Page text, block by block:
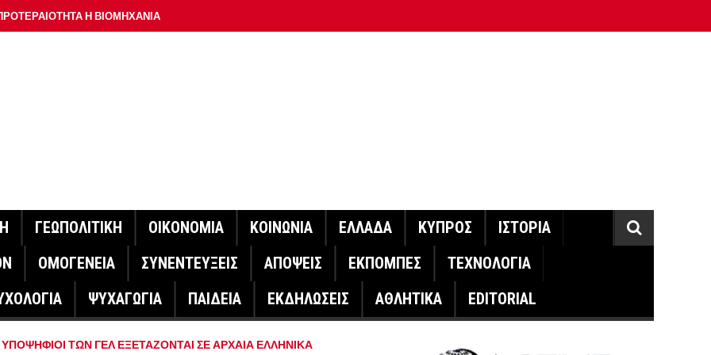
Η ΒΙΟΜΗΧΑΝΙΑ
Η ΠΛΑΤΦΟΡΜΑ
ΣΑΝ ΣΗΜΕΡΑ
Ο ΜΗΤΣΟΤΑΚΗΣ ΓΙΑ ΤΟΥΣ ΠΥΡΟΠΛΗΚΤΟΥΣ
ΕΡΕΥΝΗΤΗΣ ΣΤΗ ΔΑΝΙΑ ΣΧΕΔΙΑΖΕΙ DRONE ΓΙΑ ΤΗ
ΓΕΩΠΟΛΙΤΙΚΗ ΟΙΚΟΝΟΜΙΑ ΚΟΙΝΩΝΙΑ ΕΛΛΑΔΑ ΚΥΠΡΟΣ
ΙΣΤΟΡΙΑ
ΟΜΟΓΕΝΕΙΑ ΣΥΝΕΝΤΕΥΞΕΙΣ ΑΠΟΨΕΙΣ ΕΚΠΟΜΠΕΣ
ΤΕΧΝΟΛΟΓΙΑ
ΨΥΧΑΓΩΓΙΑ ΠΑΙΔΕΙΑ ΕΚΔΗΛΩΣΕΙΣ ΑΘΛΗΤΙΚΑ EDITORIAL
ΥΠΟΨΗΦΙΟΙ ΤΩΝ ΓΕΛ ΕΞΕΤΑΖΟΝΤΑΙ ΣΕ ΑΡΧΑΙΑ ΕΛΛΗΝΙΚΑ